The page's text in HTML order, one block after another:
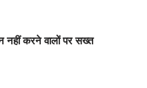
नहीं करने वालों पर सख्त